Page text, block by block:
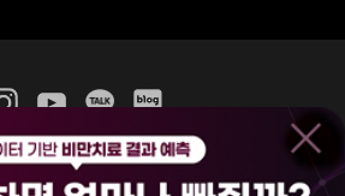
의원 이용약관
홈페이지 이용약관
비급여진료수가